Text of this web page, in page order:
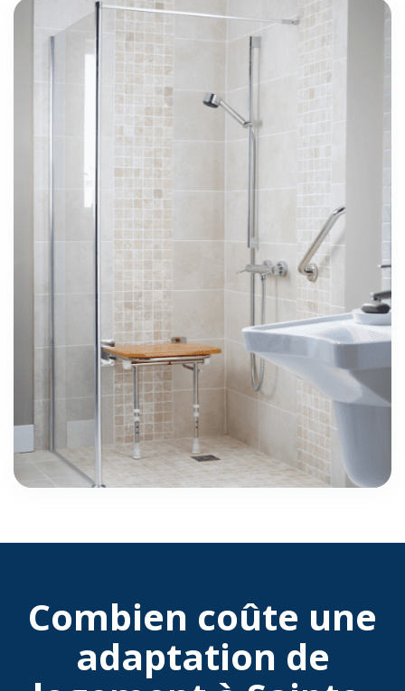
Combien coûte une
adaptation de